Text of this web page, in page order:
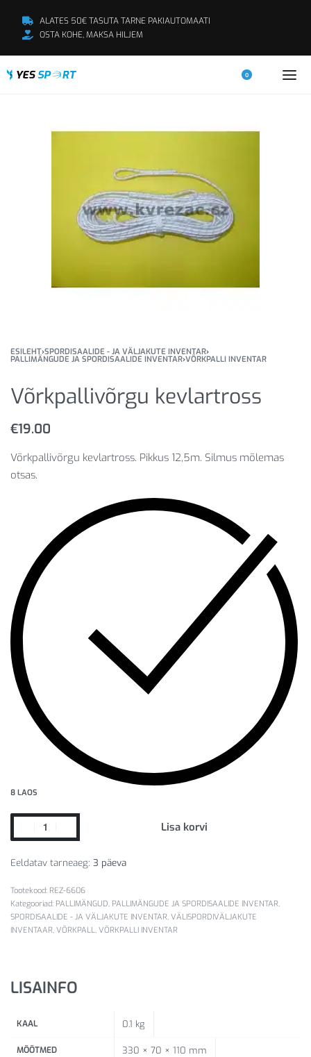
ALATES 50€ TASUTA TARNE PAKIAUTOMAATI
OSTA KOHE, MAKSA HILJEM
0
ESILEHT›SPORDISAALIDE - JA VÄLJAKUTE INVENTAR›
PALLIMÄNGUDE JA SPORDISAALIDE INVENTAR›VÕRKPALLI INVENTAR
Võrkpallivõrgu kevlartross
€19.00
Võrkpallivõrgu kevlartross. Pikkus 12,5m. Silmus mõlemas
otsas.
8 LAOS
Lisa korvi
Eeldatav tarneaeg: 3 päeva
REZ-6606
Kategooriad: PALLIMÄNGUD, PALLIMÄNGUDE JA SPORDISAALIDE INVENTAR,
SPORDISAALIDE - JA VÄLJAKUTE INVENTAR, VÄLISPORDIVÄLJAKUTE
INVENTAAR, VÕRKPALL, VÕRKPALLI INVENTAR
LISAINFO
KAAL 0.1 kg
MÕÕTMED 330 × 70 × 110 mm